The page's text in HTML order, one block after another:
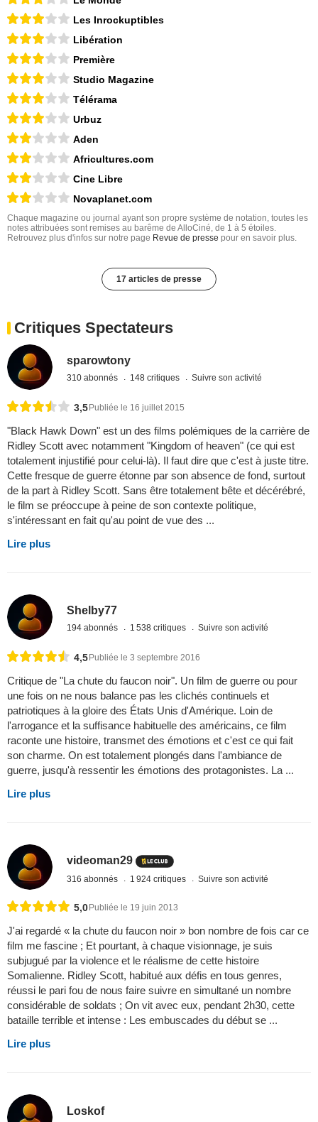
Les Inrockuptibles
Libération
Première
Studio Magazine
Télérama
Urbuz
Aden
Africultures.com
Cine Libre
Novaplanet.com
Chaque magazine ou journal ayant son propre système de notation, toutes les
notes attribuées sont remises au barême de AlloCiné, de 1 à 5 étoiles.
Retrouvez plus d'infos sur notre page Revue de presse pour en savoir plus.
17 articles de presse
Critiques Spectateurs
sparowtony
310 abonnés 148 critiques Suivre son activité
3,5Publiée le 16 juillet 2015
"Black Hawk Down" est un des films polémiques de la carrière de
Ridley Scott avec notamment "Kingdom of heaven" (ce qui est
totalement injustifié pour celui-là). Il faut dire que c'est à juste titre.
Cette fresque de guerre étonne par son absence de fond, surtout
de la part à Ridley Scott. Sans être totalement bête et décérébré,
le film se préoccupe à peine de son contexte politique,
s'intéressant en fait qu'au point de vue des ...
Lire plus
Shelby77
194 abonnés 1 538 critiques Suivre son activité
4,5 Publiée le 3 septembre 2016
Critique de "La chute du faucon noir". Un film de guerre ou pour
une fois on ne nous balance pas les clichés continuels et
patriotiques à la gloire des États Unis d'Amérique. Loin de
l'arrogance et la suffisance habituelle des américains, ce film
raconte une histoire, transmet des émotions et c'est ce qui fait
son charme. On est totalement plongés dans l'ambiance de
guerre, jusqu'à ressentir les émotions des protagonistes. La ...
Lire plus
videoman29
316 abonnés 1 924 critiques Suivre son activité
5,0 Publiée le 19 juin 2013
J'ai regardé « la chute du faucon noir » bon nombre de fois car ce
film me fascine ; Et pourtant, à chaque visionnage, je suis
subjugué par la violence et le réalisme de cette histoire
Somalienne. Ridley Scott, habitué aux défis en tous genres,
réussi le pari fou de nous faire suivre en simultané un nombre
considérable de soldats ; On vit avec eux, pendant 2h30, cette
bataille terrible et intense : Les embuscades du début se ...
Lire plus
Loskof